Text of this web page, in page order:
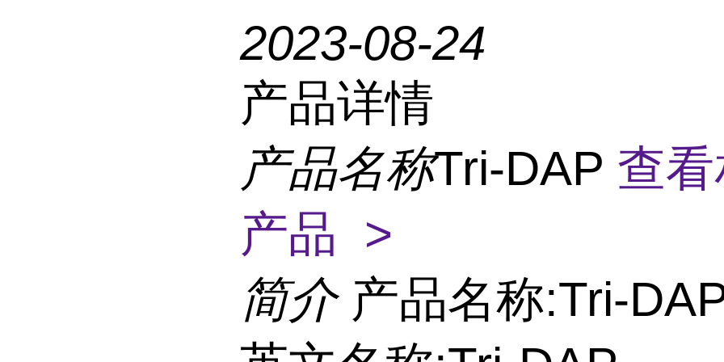
2023-08-24
产品详情
产品名称Tri-DAP 查
产品 >
简介 产品名称:Tri-